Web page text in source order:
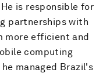
is responsible for
partnerships with
more efficient and
computing
managed Brazil's